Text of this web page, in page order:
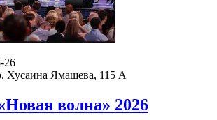
26
Хусаина Ямашева, 115 A
волна» 2026